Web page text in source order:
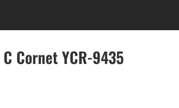
Cornet YCR-9435